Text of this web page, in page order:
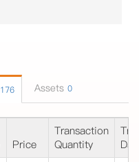
176 Assets 0
Price
Transaction
Quantity